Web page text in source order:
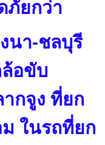
ภัยกว่า
นา-ชลบุรี
ล้อขับ
กจูง ที่ยก
ในรถที่ยก